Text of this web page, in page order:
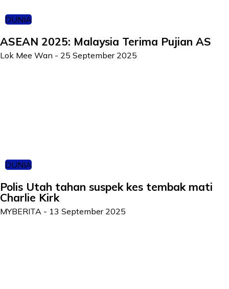
DUNIA
ASEAN 2025: Malaysia Terima Pujian AS
Lok Mee Wan - 25 September 2025
DUNIA
Polis Utah tahan suspek kes tembak mati
Charlie Kirk
MYBERITA - 13 September 2025